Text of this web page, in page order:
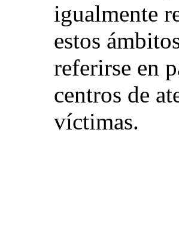
igualmente
estos
referirse en
centros de
víctimas.